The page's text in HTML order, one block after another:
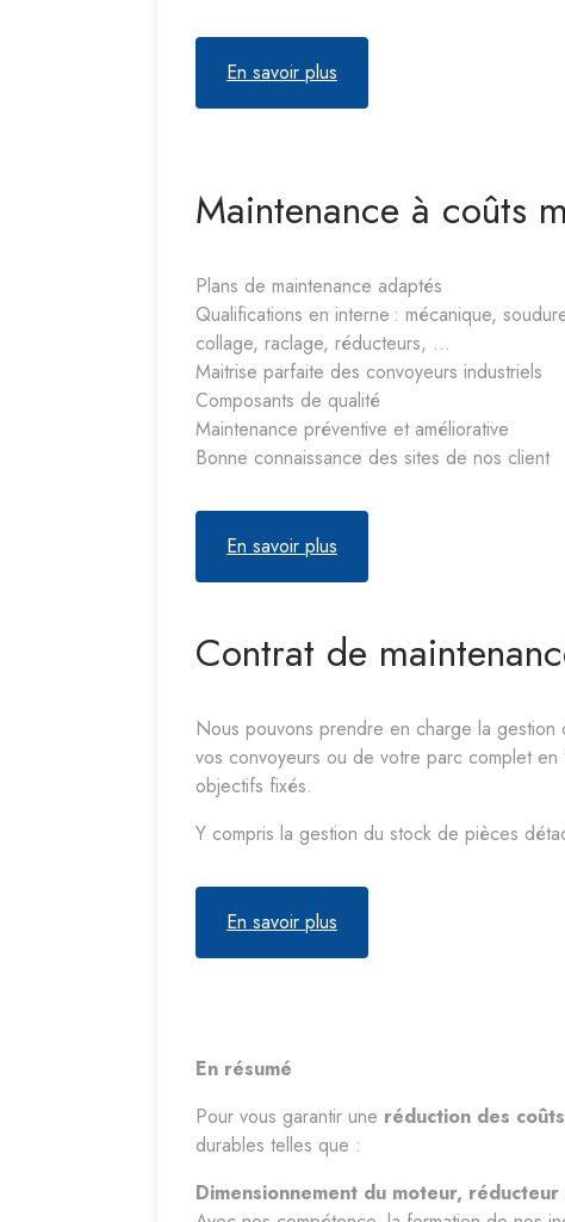
En savoir plus
Maintenance à coûts
Plans de maintenance adaptés
Qualifications en interne : mécanique,
collage, raclage, réducteurs, …
Maitrise parfaite des convoyeurs industriels
Composants de qualité
Maintenance préventive et améliorative
Bonne connaissance des sites de nos client
En savoir plus
Contrat de
Nous pouvons prendre en charge la gestion
vos convoyeurs ou de votre parc complet
objectifs fixés.
Y compris la gestion du stock de pièces
En savoir plus
En résumé
Pour vous garantir une réduction des
durables telles que :
Dimensionnement du moteur,